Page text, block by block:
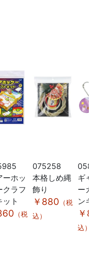
ーホッ
クラフ
ット
（税
075258
本格しめ縄
飾り
￥880 （税
込）
ギャ
ーカ
ンキ
￥
込）